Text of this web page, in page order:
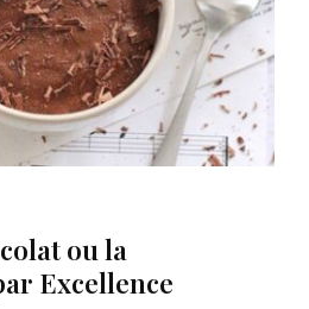
ou la
Excellence